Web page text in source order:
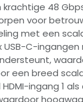
48
voor
met een
USB-C-
een breed
ingang 1